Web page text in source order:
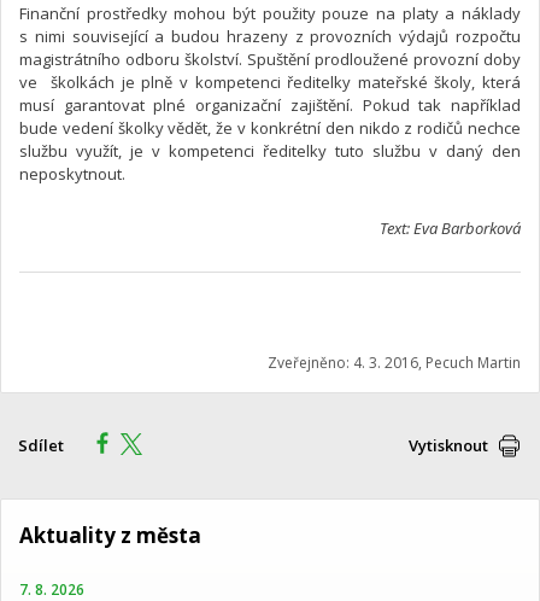
Finanční prostředky mohou být použity pouze na platy a náklady
s nimi související a budou hrazeny z provozních výdajů rozpočtu
magistrátního odboru školství. Spuštění prodloužené provozní doby
ve školkách je plně v kompetenci ředitelky mateřské školy, která
musí garantovat plné organizační zajištění. Pokud tak například
bude vedení školky vědět, že v konkrétní den nikdo z rodičů nechce
službu využít, je v kompetenci ředitelky tuto službu v daný den
neposkytnout.
Text: Eva Barborková
Zveřejněno: 4. 3. 2016, Pecuch Martin
Sdílet Vytisknout
Aktuality z města
7. 8. 2026